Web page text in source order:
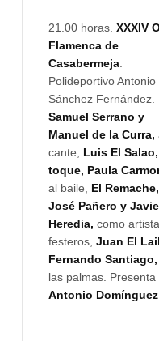
21.00 horas.XXXIV
Flamenca de
Casabermeja
Polideportivo Antonio
Sánchez Fernández.
Samuel Serrano y
Manuel de la Curra,
cante, Luis El
toque, Paula
al baile, El Remache,
José Pañero y
Heredia, como
festeros,Juan El
Fernando
las palmas. Presenta
Antonio Domínguez